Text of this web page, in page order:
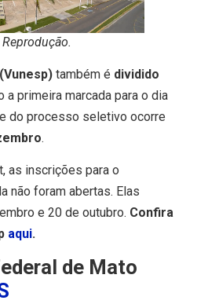
também é dividido
a primeira marcada para o dia
do processo seletivo ocorre
.
as inscrições para o
não foram abertas. Elas
e 20 de outubro. Confira
aqui.
de Mato